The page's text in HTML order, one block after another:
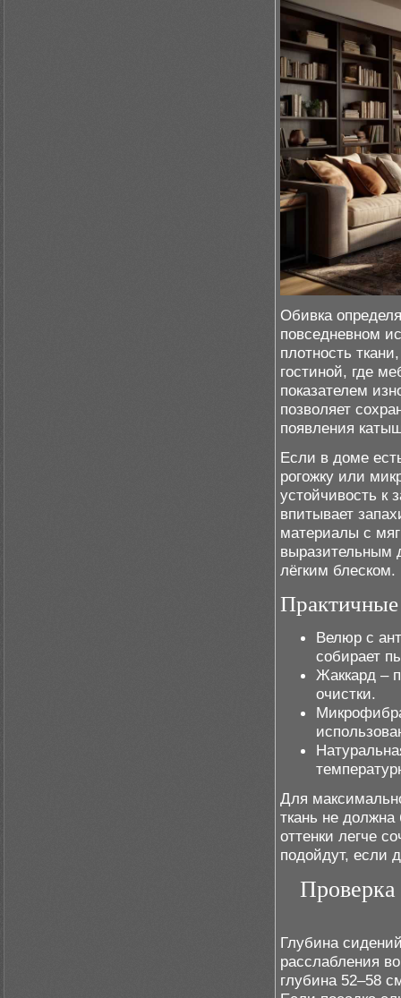
Обивка
повседневном
плотность
гостиной, где
показателем
позволяет
появления
Если в доме
рогожку или
устойчивость к
впитывает
материалы с
выразительным
лёгким блеском.
Велюр с
собирает
Жаккард –
очистки.
Для
ткань не
оттенки легче
подойдут, если
Проверка
Глубина
расслабления
глубина 52–58